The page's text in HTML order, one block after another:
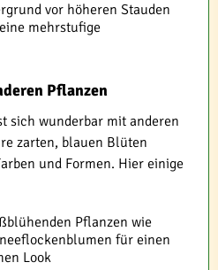
vor höheren Stauden
mehrstufige
Pflanzen
sich wunderbar mit anderen
zarten, blauen Blüten
und Formen. Hier einige
Pflanzen wie
für einen
Look